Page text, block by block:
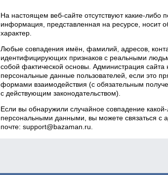
На настоящем веб‑сайте отсутствуют
информация, представленная на ресурсе, носит
характер.
Любые совпадения имён, фамилий, адресов,
идентифицирующих признаков с реальными
собой фактической основы. Администрация
персональные данные пользователей, если это
формами взаимодействия (с обязательным
с действующим законодательством).
Если вы обнаружили случайное совпадение
персональными данными, вы можете связаться с
почте:support@bazaman.ru